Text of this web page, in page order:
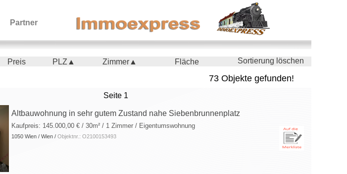
Partner
Preis PLZ▲ Zimmer▲ Fläche
Sortierung löschen
73 Objekte gefunden!
Seite 1
Altbauwohnung in sehr gutem Zustand nahe Siebenbrunnenplatz
Kaufpreis: 145.000,00 € / 30m² / 1 Zimmer / Eigentumswohnung
1050 Wien / Wien / Objektnr.: O2100153493